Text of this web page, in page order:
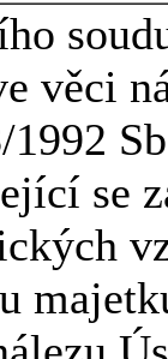
věci
1992
se